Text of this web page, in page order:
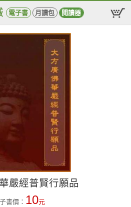
電子書 月讀包 閱讀器
嚴經普賢行願品
書價： 10元